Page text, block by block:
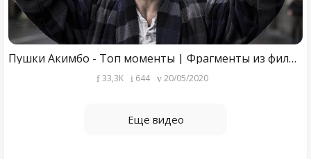
Пушки Акимбо - Топ моменты | Фрагменты из фильма.
33,3K 644 20/05/2020
Еще видео